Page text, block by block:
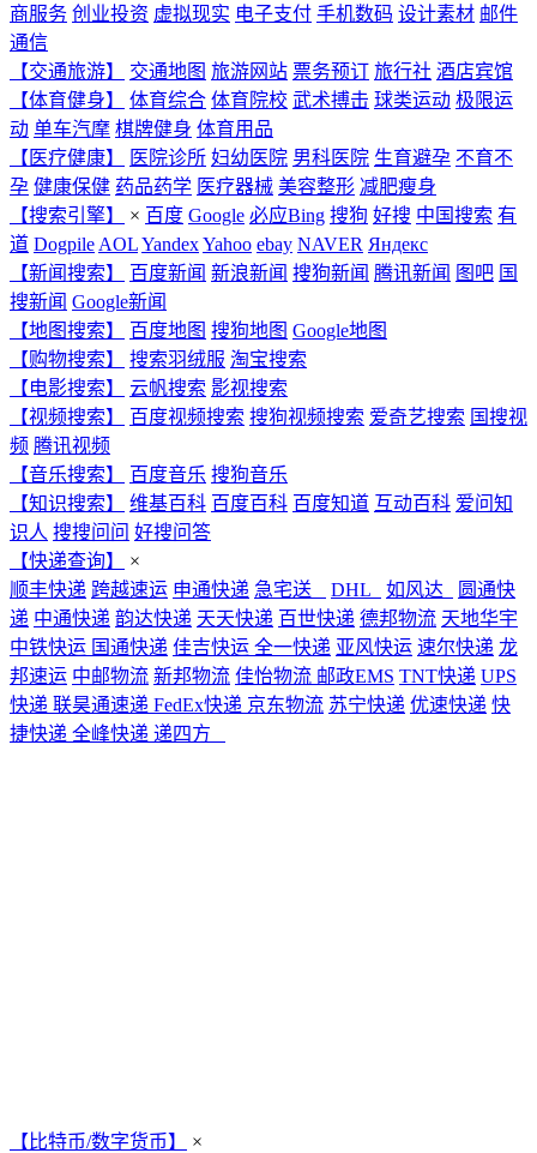
商服务 创业投资 虚拟现实 电子支付 手机数码 设计素材 邮件
通信
【交通旅游】
交通地图 旅游网站 票务预订 旅行社 酒店宾馆
【体育健身】
体育综合 体育院校 武术搏击 球类运动 极限运
动 单车汽摩 棋牌健身 体育用品
【医疗健康】
医院诊所 妇幼医院 男科医院 生育避孕 不育不
孕 健康保健 药品药学 医疗器械 美容整形 减肥瘦身
【搜索引擎】
× 百度 Google 必应Bing 搜狗 好搜 中国搜索 有
道 Dogpile AOLYandexYahoo ebay NAVER Яндекс
【新闻搜索】
百度新闻 新浪新闻 搜狗新闻 腾讯新闻 图吧 国
搜新闻 Google新闻
【地图搜索】
百度地图 搜狗地图 Google地图
【购物搜索】
搜索羽绒服 淘宝搜索
【电影搜索】
云帆搜索 影视搜索
【视频搜索】
百度视频搜索 搜狗视频搜索 爱奇艺搜索 国搜视
频 腾讯视频
【音乐搜索】
百度音乐 搜狗音乐
【知识搜索】
维基百科 百度百科 百度知道 互动百科 爱问知
识人 搜搜问问 好搜问答
【快递查询】
×
顺丰快递 跨越速运 申通快递 急宅送 DHL 如风达
圆通快
递 中通快递 韵达快递 天天快递 百世快递 德邦物流 天地华宇
中铁快运 国通快递 佳吉快运 全一快递 亚风快运 速尔快递 龙
邦速运 中邮物流 新邦物流 佳怡物流 邮政EMS TNT快递 UPS
快递 联昊通速递 FedEx快递 京东物流 苏宁快递 优速快递 快
捷快递 全峰快递 递四方
【比特币/数字货币】 ×